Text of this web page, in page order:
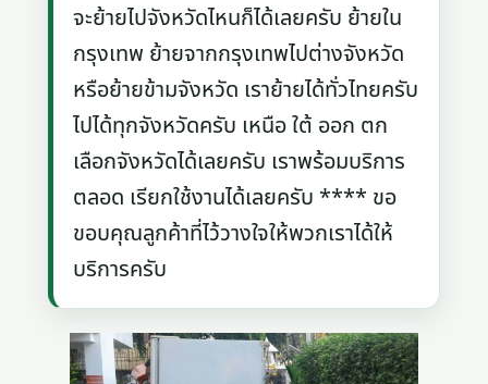
จะย้ายไปจังหวัดไหนก็ได้เลยครับ ย้ายใน
กรุงเทพ ย้ายจากกรุงเทพไปต่างจังหวัด
หรือย้ายข้ามจังหวัด เราย้ายได้ทั่วไทยครับ
ไปได้ทุกจังหวัดครับ เหนือ ใต้ ออก ตก
เลือกจังหวัดได้เลยครับ เราพร้อมบริการ
ตลอด เรียกใช้งานได้เลยครับ **** ขอ
ขอบคุณลูกค้าที่ไว้วางใจให้พวกเราได้ให้
บริการครับ